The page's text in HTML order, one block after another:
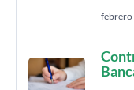
febrero